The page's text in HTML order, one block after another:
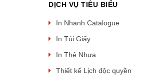
DỊCH VỤ TIÊU BIỂU
In Nhanh Catalogue
In Túi Giấy
In Thẻ Nhựa
Thiết kế Lịch độc quyền